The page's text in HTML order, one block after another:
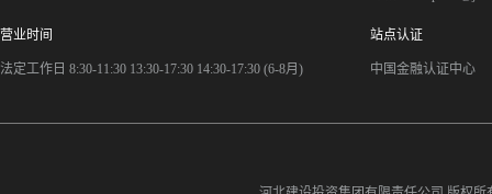
营业时间
法定工作日 8:30-11:30 13:30-17:30 14:30-17:30 (6-8月)
站点认证
中国金融认证中心